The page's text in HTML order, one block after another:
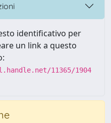
identificativo per
un link a questo
11365/1904